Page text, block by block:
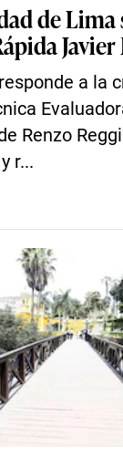
de Lima
a la
Renzo
r...